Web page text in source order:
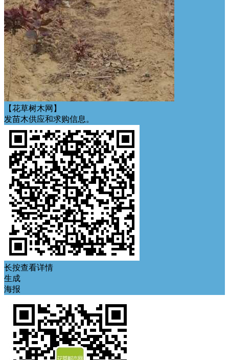
【花草树木网】
发苗木供应和求购信息。
长按查看详情
生成
海报